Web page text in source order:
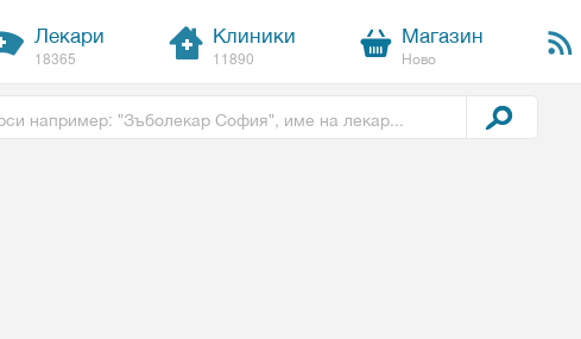
Лекари
18365
Клиники
11890
Магазин
Ново